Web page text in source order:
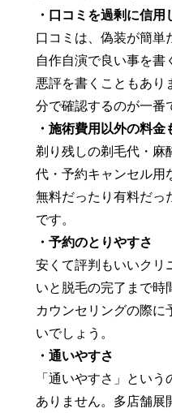
・口コミを過剰に信用
口コミは、偽装が簡単
自作自演で良い事を書
悪評を書くこともあり
分で確認するのが一番
・施術費用以外の料金
剃り残しの剃毛代・麻
代・予約キャンセル用
無料だったり有料だっ
です。
・予約のとりやすさ
安くて評判もいいクリ
いと脱毛の完了まで時
カウンセリングの際に
いでしょう。
・通いやすさ
「通いやすさ」とい
ありません。多店舗展